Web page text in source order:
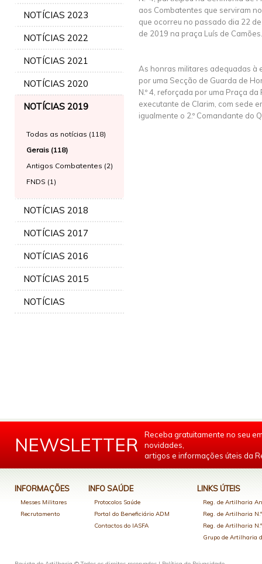
NOTÍCIAS 2023
NOTÍCIAS 2022
NOTÍCIAS 2021
NOTÍCIAS 2020
NOTÍCIAS 2019
Todas as notícias (118)
Gerais (118)
Antigos Combatentes (2)
FNDS (1)
NOTÍCIAS 2018
NOTÍCIAS 2017
NOTÍCIAS 2016
NOTÍCIAS 2015
NOTÍCIAS
aos Combatentes que serviram
que ocorreu no passado dia 22
de 2019 na praça Luís de Camões.
As honras militares adequadas à
por uma Secção de Guarda de
N.º 4, reforçada por uma Praça
executante de Clarim, com sede
igualmente o 2.º Comandante do
NEWSLETTER
Receba gratuitamente no seu
novidades,
artigos e informações úteis da
INFORMAÇÕES
Messes Militares
Recrutamento
INFO SAÚDE
Protocolos Saúde
Portal do Beneficiário ADM
Contactos do IASFA
LINKS ÚTEIS
Reg. de Artilharia
Reg. de Artilharia
Reg. de Artilharia
Grupo de Artilharia